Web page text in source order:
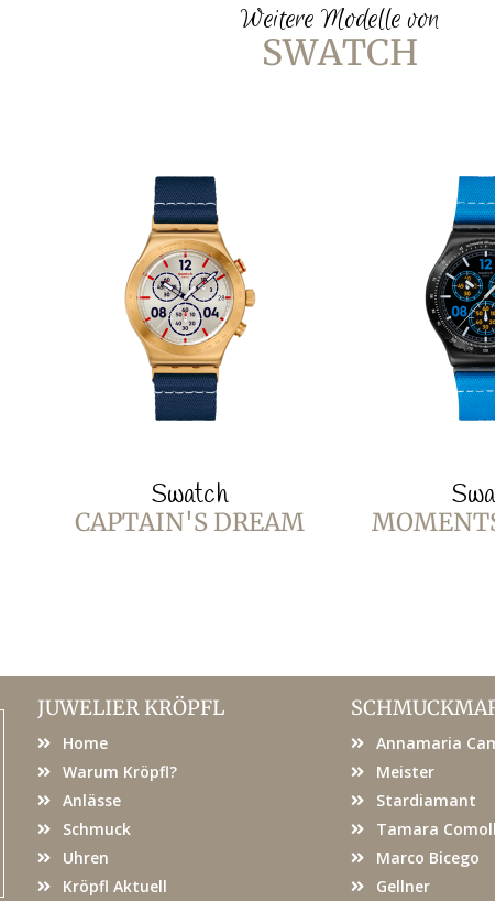
Weitere Modelle von
SWATCH
Swatch
CAPTAIN'S DREAM
JUWELIER KRÖPFL
Home
Warum Kröpfl?
Anlässe
Schmuck
Uhren
Kröpfl Aktuell
Annamaria
Meister
Stardiamant
Tamara
Marco Bicego
Gellner